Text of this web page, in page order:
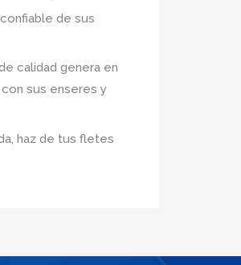
de sus
calidad genera en
sus enseres y
haz de tus fletes